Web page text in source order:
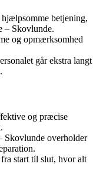
betjening,
– Skovlunde.
og opmærksomhed
går ekstra langt
og præcise
Skovlunde overholder
start til slut, hvor alt